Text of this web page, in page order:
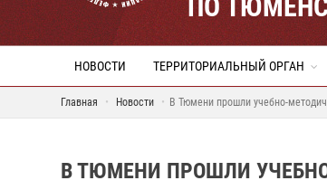
ПО
НОВОСТИ ТЕРРИТОРИАЛЬНЫЙ ОРГАН
Главная Новости В Тюмени прошли учебно-
В ТЮМЕНИ ПРОШЛИ